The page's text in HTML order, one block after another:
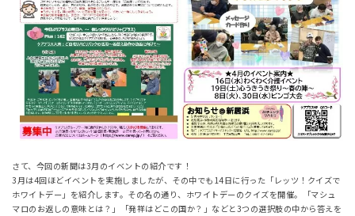
さて、今回の新聞は3月のイベントの紹介です！
3月は4回ほどイベントを実施しましたが、その中でも14日に行った「レッツ！クイズで
ホワイトデー」を紹介します。その名の通り、ホワイトデーのクイズを開催。「マシュ
マロのお返しの意味とは？」「発祥はどこの国か？」などと3つの選択肢の中から答えを